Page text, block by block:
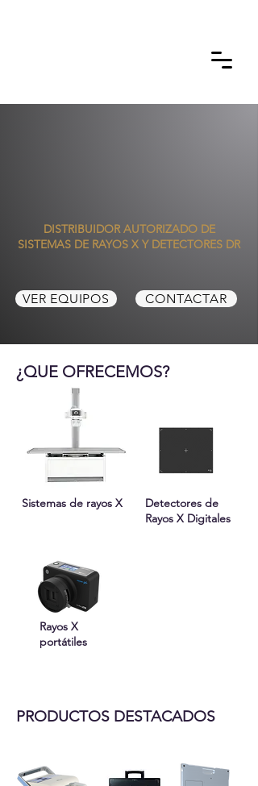
DISTRIBUIDOR AUTORIZADO DE
SISTEMAS DE RAYOS X Y DETECTORES DR
VER EQUIPOS CONTACTAR
¿QUE OFRECEMOS?
Sistemas de rayos X
Detectores de
Rayos X Digitales
Rayos X
portátiles
PRODUCTOS DESTACADOS